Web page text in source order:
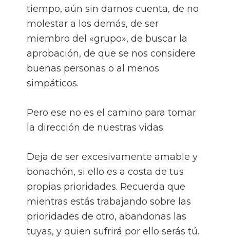
tiempo, aún sin darnos cuenta, de no
molestar a los demás, de ser
miembro del «grupo», de buscar la
aprobación, de que se nos considere
buenas personas o al menos
simpáticos.
Pero ese no es el camino para tomar
la dirección de nuestras vidas.
Deja de ser excesivamente amable y
bonachón, si ello es a costa de tus
propias prioridades. Recuerda que
mientras estás trabajando sobre las
prioridades de otro, abandonas las
tuyas, y quien sufrirá por ello serás tú.